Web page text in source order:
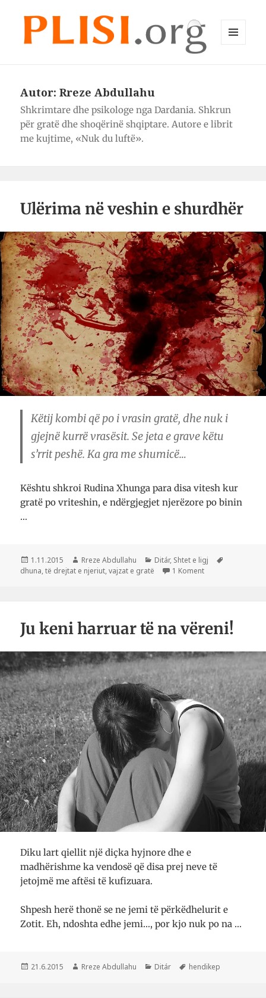
Autor:Rreze Abdullahu
Shkrimtare dhe psikologe nga Dardania. Shkrun
për gratë dhe shoqërinë shqiptare. Autore e librit
me kujtime, «Nuk du luftë».
Ulërima në veshin e shurdhër
Këtij kombi që po i vrasin gratë, dhe nuk i
gjejnë kurrë vrasësit. Se jeta e grave këtu
s’rrit peshë. Ka gra me shumicë…
Kështu shkroi Rudina Xhunga para disa vitesh kur
gratë po vriteshin, e ndërgjegjet njerëzore po binin
…
Postuar
më
1.11.2015 Autor
Rreze Abdullahu Kategori
Ditár, Shtet e ligj
dhuna,të drejtat e njeriut,vajzat e gratë 1 Komentte Ulërima në
Ju keni harruar të na vëreni!
Diku lart qiellit një diçka hyjnore dhe e
madhërishme ka vendosë që disa prej neve të
jetojmë me aftësi të kufizuara.
Shpesh herë thonë se ne jemi të përkëdhelurit e
Zotit. Eh, ndoshta edhe jemi…, por kjo nuk po na …
Postuar
21.6.2015 Autor
Rreze Abdullahu Kategori
Ditár Etiketa
hendikep